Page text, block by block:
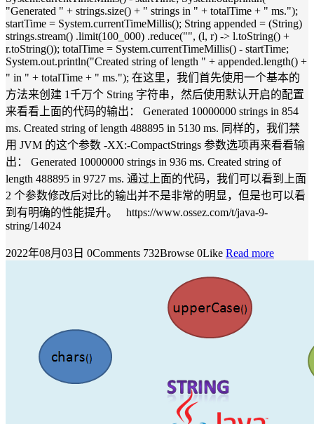
"Generated " + strings.size() + " strings in " + totalTime + " ms.");
startTime = System.currentTimeMillis(); String appended = (String)
strings.stream() .limit(100_000) .reduce("", (l, r) -> l.toString() +
r.toString()); totalTime = System.currentTimeMillis() - startTime;
System.out.println("Created string of length " + appended.length() +
" in " + totalTime + " ms."); 在这里，我们首先使用一个基本的
方法来创建 1千万个 String 字符串，然后使用默认开启的配置
来看看上面的代码的输出： Generated 10000000 strings in 854
ms. Created string of length 488895 in 5130 ms. 同样的，我们禁
用 JVM 的这个参数 -XX:-CompactStrings 参数选项再来看看输
出： Generated 10000000 strings in 936 ms. Created string of
length 488895 in 9727 ms. 通过上面的代码，我们可以看到上面
2 个参数修改后对比的输出并不是非常的明显，但是也可以看
到有明确的性能提升。 https://www.ossez.com/t/java-9-
string/14024
2022年08月03日 0Comments 732Browse 0Like Read more